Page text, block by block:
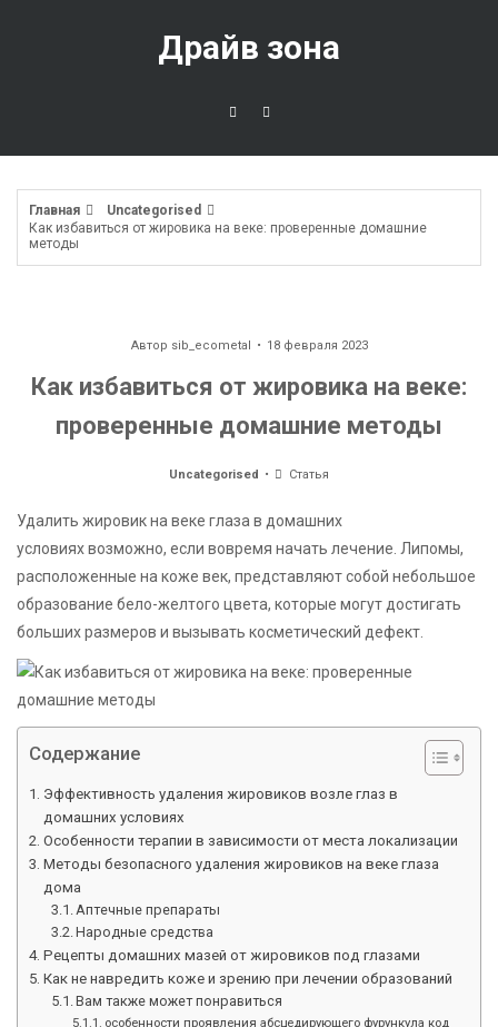
Драйв зона
Главная
Uncategorised
Как избавиться от жировика на веке: проверенные домашние
методы
Автор sib_ecometal 18 февраля 2023
Как избавиться от жировика на веке:
проверенные домашние методы
Uncategorised Статья
Удалить жировик на веке глаза в домашних
условиях возможно, если вовремя начать лечение. Липомы,
расположенные на коже век, представляют собой небольшое
образование бело-желтого цвета, которые могут достигать
больших размеров и вызывать косметический дефект.
Содержание
Эффективность удаления жировиков возле глаз в
домашних условиях
Особенности терапии в зависимости от места локализации
Методы безопасного удаления жировиков на веке глаза
дома
Аптечные препараты
Народные средства
Рецепты домашних мазей от жировиков под глазами
Как не навредить коже и зрению при лечении образований
Вам также может понравиться
особенности проявления абсцедирующего фурункула код